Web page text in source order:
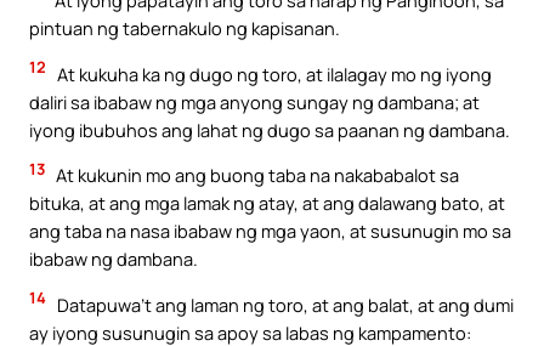
pintuan ng tabernakulo ng kapisanan.
12 At kukuha ka ng dugo ng toro, at ilalagay mo ng iyong
daliri sa ibabaw ng mga anyong sungay ng dambana; at
iyong ibubuhos ang lahat ng dugo sa paanan ng dambana.
13 At kukunin mo ang buong taba na nakababalot sa
bituka, at ang mga lamak ng atay, at ang dalawang bato, at
ang taba na nasa ibabaw ng mga yaon, at susunugin mo sa
ibabaw ng dambana.
14 Datapuwa’t ang laman ng toro, at ang balat, at ang dumi
ay iyong susunugin sa apoy sa labas ng kampamento: